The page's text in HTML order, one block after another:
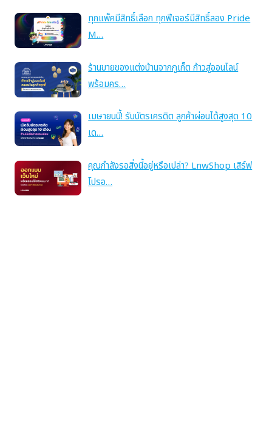
ทุกแพ็คมีสิทธิ์เลือก ทุกฟีเจอร์มีสิทธิ์ลอง Pride
M…
ร้านขายของแต่งบ้านจากภูเก็ต ก้าวสู่ออนไลน์
พร้อมคร…
เมษายนนี้! รับบัตรเครดิต ลูกค้าผ่อนได้สูงสุด 10
เด…
คุณกำลังรอสิ่งนี้อยู่หรือเปล่า? LnwShop เสิร์ฟ
โปรอ…